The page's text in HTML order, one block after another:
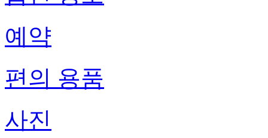
예약
편의 용품
사진